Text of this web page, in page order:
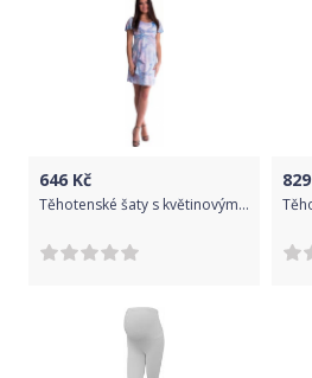
646 Kč
Těhotenské šaty s květinovým potiskem s mašlí - blankyt - vel. S - L (40)
829